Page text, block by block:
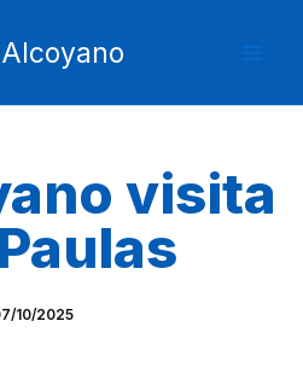
visita
10/2025